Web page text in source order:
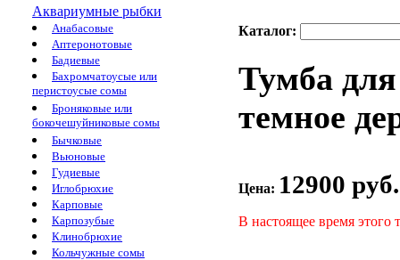
Аквариумные рыбки
Анабасовые
Аптеронотовые
Бадиевые
Бахромчатоусые или
перистоусые сомы
Броняковые или
бокочешуйниковые сомы
Бычковые
Вьюновые
Гудиевые
Иглобрюхие
Карповые
Карпозубые
Клинобрюхие
Кольчужные сомы
Каталог:
Тумба
темное
Цена: 12900 руб.
В настоящее время этого